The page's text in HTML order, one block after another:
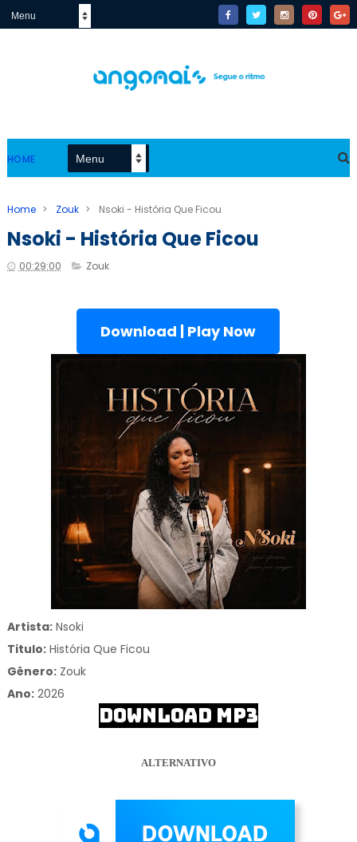
HOME
Home > Zouk > Nsoki - História Que Ficou
Nsoki - História Que Ficou
00:29:00 Zouk
Download | Play Now
Artista:Nsoki
Titulo:História Que Ficou
Gênero: Zouk
Ano:2026
DOWNLOAD MP3
ALTERNATIVO